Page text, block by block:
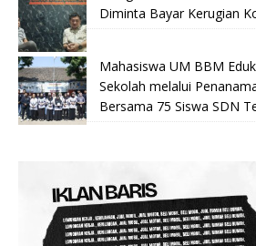
Diminta Bayar Kerugian
Mahasiswa UM BBM
Sekolah melalui
Bersama 75 Siswa SDN